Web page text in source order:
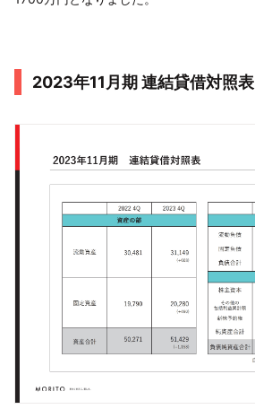
2023年11月期 連結貸借対照表